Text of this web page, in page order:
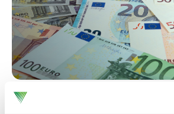
Inloggen